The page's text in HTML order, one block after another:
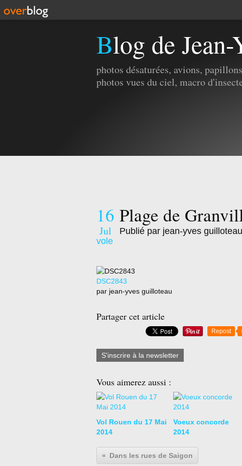
Blog de
photos désaturées, avions,
photos vues du ciel, macro
16
Jul
Plage de
Publié par jean-yves guilloteau
vole
DSC2843
par jean-yves guilloteau
Partager cet article
Repost
S'inscrire à la newsletter
Vous aimerez aussi :
Vol Rouen du 17 Mai
2014
Voeux concorde
2014
Dans les rues de Saigon